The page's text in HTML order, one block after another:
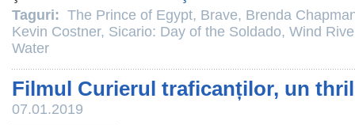
Taguri: The Prince of Egypt, Brave, Brenda
Kevin Costner, Sicario: Day of the Soldado, Wind
Water
Filmul Curierul traficanților, un
07.01.2019